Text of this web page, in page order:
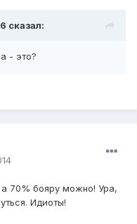
сказал:
- это?
70% бояру можно! Ура,
Идиоты!